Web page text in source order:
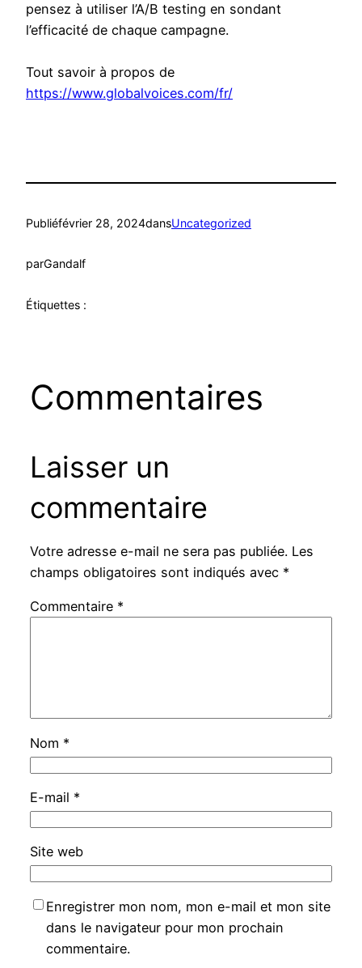
pensez à utiliser l’A/B testing en sondant
l’efficacité de chaque campagne.
Tout savoir à propos de
https://www.globalvoices.com/fr/
Publiéfévrier 28, 2024dansUncategorized
parGandalf
Étiquettes :
Commentaires
Laisser un
commentaire
Votre adresse e-mail ne sera pas publiée. Les
champs obligatoires sont indiqués avec *
Commentaire *
Nom *
E-mail *
Site web
Enregistrer mon nom, mon e-mail et mon site
dans le navigateur pour mon prochain
commentaire.